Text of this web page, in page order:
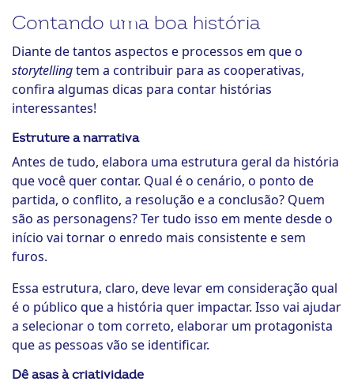
Contando uma boa história
Diante de tantos aspectos e processos em que o
storytellingtem a contribuir para as cooperativas,
confira algumas dicas para contar histórias
interessantes!
Estruture a narrativa
Antes de tudo, elabora uma estrutura geral da história
que você quer contar. Qual é o cenário, o ponto de
partida, o conflito, a resolução e a conclusão? Quem
são as personagens? Ter tudo isso em mente desde o
início vai tornar o enredo mais consistente e sem
furos.
Essa estrutura, claro, deve levar em consideração qual
é o público que a história quer impactar. Isso vai ajudar
a selecionar o tom correto, elaborar um protagonista
que as pessoas vão se identificar.
Dê asas à criatividade